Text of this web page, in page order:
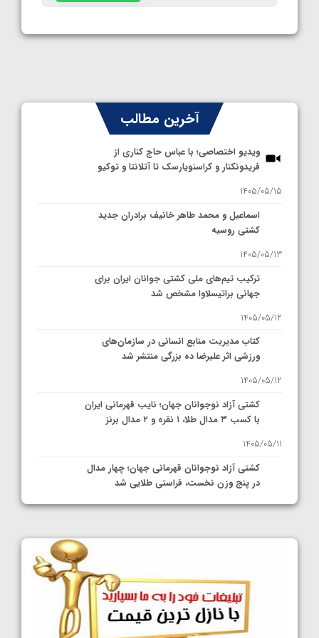
آخرین مطالب
ویدیو اختصاصی؛ با عباس حاج کناری از
فریدونکنار و کراسنویارسک تا آتلانتا و توکیو
1405/05/15
اسماعیل و محمد طاهر خانیف برادران جدید
کشتی روسیه
1405/05/13
ترکیب تیم‌های ملی کشتی جوانان ایران برای
جهانی براتیسلاوا مشخص شد
1405/05/12
کتاب مدیریت منابع انسانی در سازمان‌های
ورزشی اثر علیرضا ده بزرگی منتشر شد
1405/05/12
کشتی آزاد نوجوانان جهان؛ نایب قهرمانی ایران
با کسب ۳ مدال طلا، ۱ نقره و ۲ مدال برنز
1405/05/11
کشتی آزاد نوجوانان قهرمانی جهان؛ چهار مدال
در پنج وزن نخست، فراستی طلایی شد
1405/05/11
کشتی آزاد نوجوانان جهان؛ رقبای نمایندگان
ایران مشخص شدند
1405/05/08